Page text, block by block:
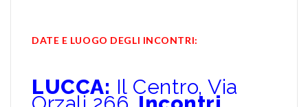
DATE E LUOGO DEGLI INCONTRI:
LUCCA: Il Centro, Via